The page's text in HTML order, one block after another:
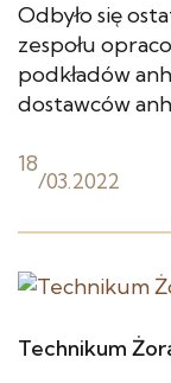
Odbyło się
zespołu
podkładów
dostawców
18
/03.2022
Technikum